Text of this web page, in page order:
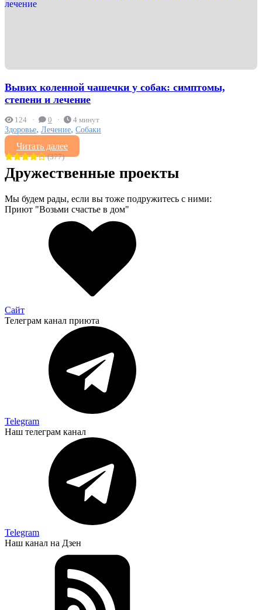
Вывих коленной чашечки у собак: симптомы,
степени и лечение
124 0 4 минут
Здоровье, Лечение, Собаки
Читать далее
(377)
Дружественные проекты
Мы будем рады, если вы тоже подружитесь с ними:
Приют "Возьми счастье в дом"
Сайт
Телеграм канал приюта
Telegram
Наш телеграм канал
Telegram
Наш канал на Дзен